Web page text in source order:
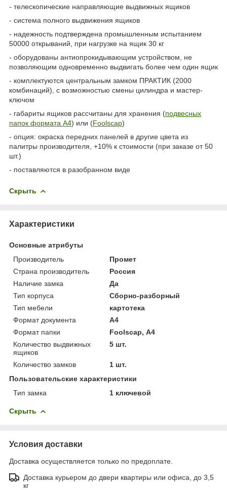
- телескопические направляющие выдвижных ящиков
- система полного выдвижения ящиков
- надежность подтверждена промышленным испытанием
50000 открываний, при нагрузке на ящик 30 кг
- оборудованы антиопрокидывающим устройством, не
позволяющим одновременно выдвигать более чем один ящик
- комплектуются центральным замком ПРАКТИК (2000
комбинаций), с возможностью смены цилиндра и мастер-
ключом
- габариты ящиков рассчитаны для хранения (подвесных
папок формата А4) или (Foolscap)
- опция: окраска передних панелей в другие цвета из
палитры производителя, +10% к стоимости (при заказе от 50
шт.)
- поставляются в разобранном виде
Скрыть
Характеристики
Основные атрибуты
Производитель
Промет
Страна производитель
Россия
Наличие замка
Да
Тип корпуса
Сборно-разборный
Тип мебели
картотека
Формат документа
А4
Формат папки
Foolscap, А4
Количество выдвижных
ящиков
5 шт.
Количество замков
1 шт.
Пользовательские характеристики
Тип замка
1 ключевой
Скрыть
Условия доставки
Доставка осуществляется только по предоплате.
Доставка курьером до двери квартиры или офиса, до 3,5
кг